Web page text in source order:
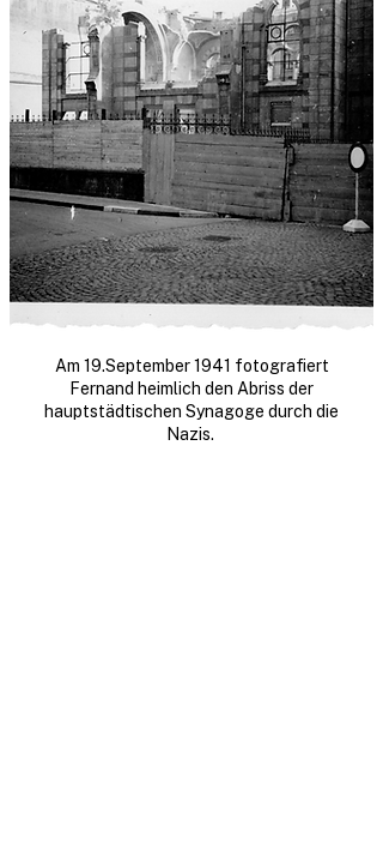
Am 19.September 1941 fotografiert
Fernand heimlich den Abriss der
hauptstädtischen Synagoge durch die
Nazis.